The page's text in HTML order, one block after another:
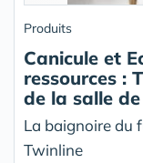
Produits
Canicule et
ressources :
de la salle
La baignoire du
Twinline